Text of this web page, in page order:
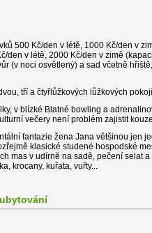
500 Kč/den v létě, 1000 Kč/den v
den v létě, 2000 Kč/den v zimě
(v noci osvětlený) a sad včetně
tří a čtyřlůžkových lůžkových
v blízké Blatné bowling a
večery není problém zajistit
fantazie žena Jana většinou jen
klasické studené hospodské
mas v udírně na sadě, pečení selat
krocany, kuřata, vuřty...